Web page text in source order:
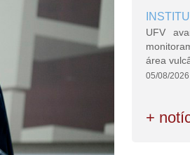
UFV
área
05/08/2026
+